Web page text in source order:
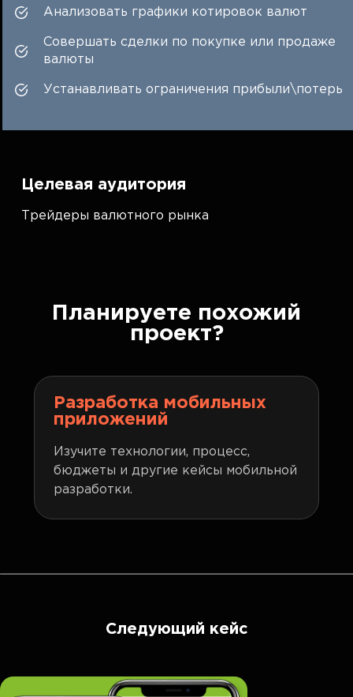
Анализовать графики котировок валют
Совершать сделки по покупке или продаже
валюты
Устанавливать ограничения прибыли\потерь
Целевая аудитория
Трейдеры валютного рынка
Планируете похожий
проект?
Разработка мобильных
приложений
Изучите технологии, процесс,
бюджеты и другие кейсы мобильной
разработки.
Следующий кейс